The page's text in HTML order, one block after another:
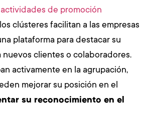
actividades de promoción
clústeres facilitan a las empresas
plataforma para destacar su
nuevos clientes o colaboradores.
activamente en la agrupación,
mejorar su posición en el
su reconocimiento en el